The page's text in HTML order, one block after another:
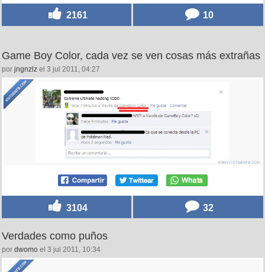
2161 10
Game Boy Color, cada vez se ven cosas más extrañas
por jngnzlz el 3 jul 2011, 04:27
3104 32
Verdades como puños
por dwomo el 3 jul 2011, 10:34